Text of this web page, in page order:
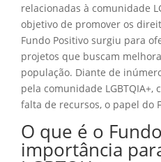
relacionadas à comunidade
objetivo de promover os
Fundo Positivo surgiu para
projetos que buscam
população. Diante de
pela comunidade LGBTQIA+,
falta de recursos, o papel do
O que é o
importância